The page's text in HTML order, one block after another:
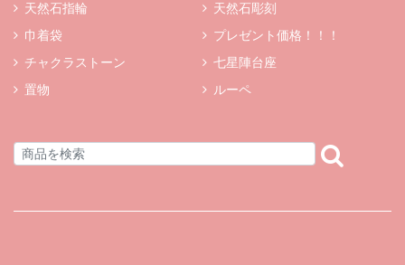
天然石指輪
天然石彫刻
巾着袋
プレゼント価格！！！
チャクラストーン
七星陣台座
置物
ルーペ